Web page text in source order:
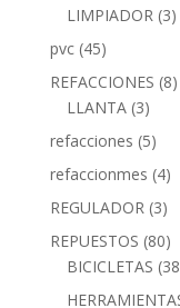
LIMPIADOR (3)
pvc (45)
REFACCIONES (8)
LLANTA (3)
refacciones (5)
refaccionmes (4)
REGULADOR (3)
REPUESTOS (80)
BICICLETAS